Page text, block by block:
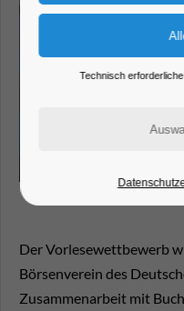
Der Vorlesewettbewerb
Börsenverein des
Zusammenarbeit mit
Technisch